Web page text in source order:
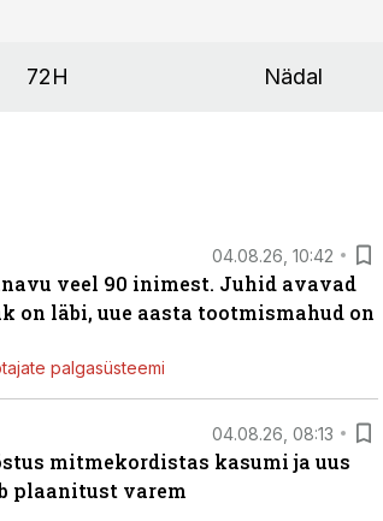
72H Nädal
04.08.26, 10:42
veel 90 inimest. Juhid avavad
on läbi, uue aasta tootmismahud on
palgasüsteemi
04.08.26, 08:13
mitmekordistas kasumi ja uus
plaanitust varem